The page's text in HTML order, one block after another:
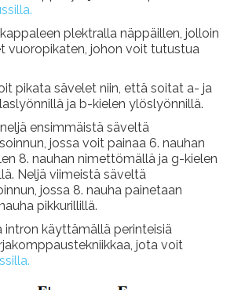
plektralla näppäillen, jolloin
vuoropikaten, johon voit tutustua
pikata sävelet niin, että soitat a- ja
ja b-kielen ylöslyönnillä.
ensimmäistä säveltä
jossa voit painaa 6. nauhan
8. nauhan nimettömällä ja g-kielen
Neljä viimeistä säveltä
jossa 8. nauha painetaan
pikkurillillä.
intron käyttämällä perinteisiä
jota voit